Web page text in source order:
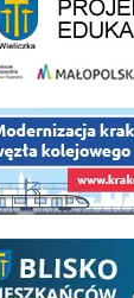
do opisu projektu
opisu aplikacji -